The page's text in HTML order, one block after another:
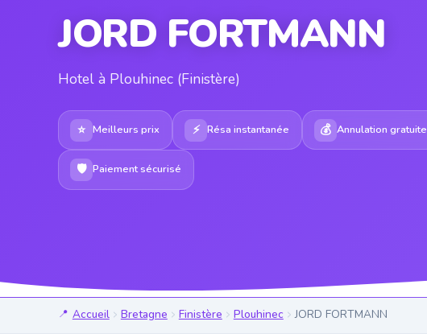
JORD FORTMANN
Hotel à Plouhinec (Finistère)
⭐ Meilleurs prix ⚡ Résa instantanée 💰 Annulation gratuite
🛡 Paiement sécurisé
Accueil Bretagne Finistère Plouhinec JORD FORTMANN